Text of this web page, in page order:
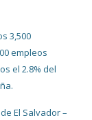
3,500
empleos
el 2.8% del
El Salvador –